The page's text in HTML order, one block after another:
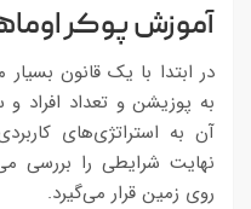
آموزش پوکر
در ابتدا با یک قانون
به پوزیشن و تعداد افراد
آن به استراتژی‌های
نهایت شرایطی را بررسی
روی زمین قرار می‌گیرد.